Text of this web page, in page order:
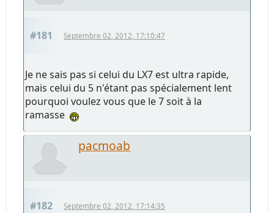
#181 Septembre 02, 2012, 17:10:47
Je ne sais pas si celui du LX7 est ultra rapide,
mais celui du 5 n'étant pas spécialement lent
pourquoi voulez vous que le 7 soit à la
ramasse
pacmoab
#182 Septembre 02, 2012, 17:14:35